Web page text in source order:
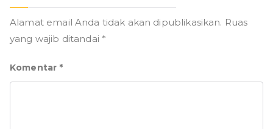
Alamat email Anda tidak akan dipublikasikan. Ruas
yang wajib ditandai *
Komentar *